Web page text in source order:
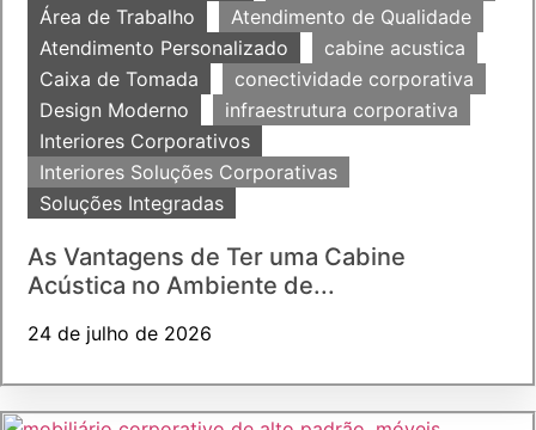
Área de Trabalho
Atendimento de Qualidade
Atendimento Personalizado
cabine acustica
Caixa de Tomada
conectividade corporativa
Design Moderno
infraestrutura corporativa
Interiores Corporativos
Interiores Soluções Corporativas
Soluções Integradas
As Vantagens de Ter uma Cabine
Acústica no Ambiente de...
24 de julho de 2026